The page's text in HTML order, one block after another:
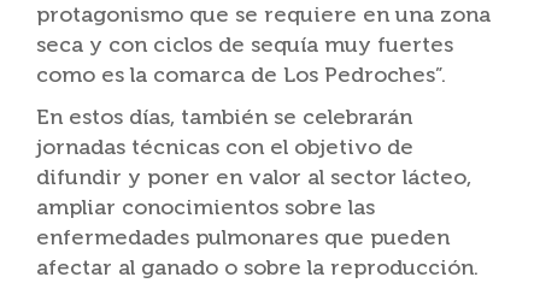
protagonismo que se requiere en una zona
seca y con ciclos de sequía muy fuertes
como es la comarca de Los Pedroches”.
En estos días, también se celebrarán
jornadas técnicas con el objetivo de
difundir y poner en valor al sector lácteo,
ampliar conocimientos sobre las
enfermedades pulmonares que pueden
afectar al ganado o sobre la reproducción.